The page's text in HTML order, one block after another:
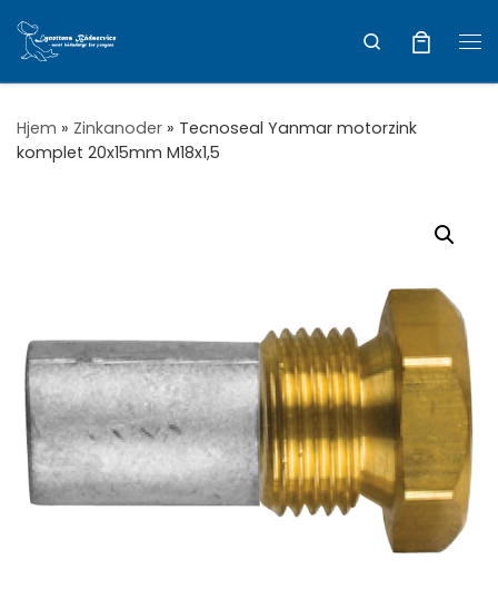
Vis hele indholdet
Search
Hjem » Zinkanoder » Tecnoseal Yanmar motorzink
komplet 20x15mm M18x1,5